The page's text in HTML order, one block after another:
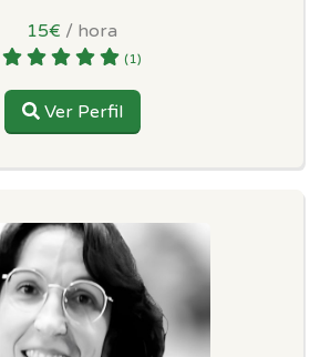
15€ / hora
(1)
Ver Perfil